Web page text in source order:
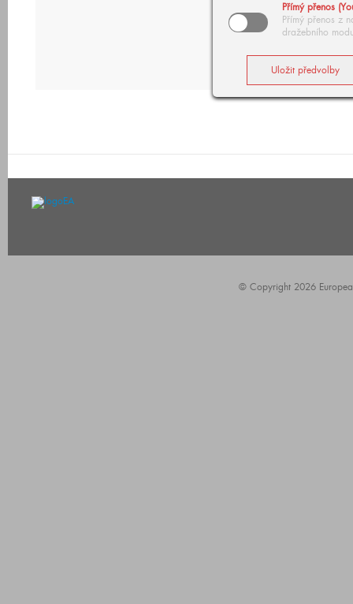
Přímý přenos
Přímý přenos z
dražebního
© Copyright 2026